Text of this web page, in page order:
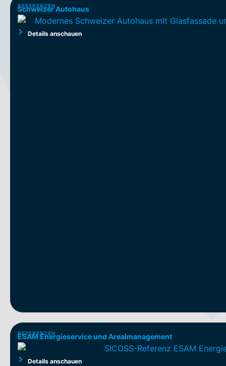
REFERENZEN
Schweizer Autohaus
Details anschauen
REFERENZEN
ESAM Energieservice und Arealmanagement
Details anschauen